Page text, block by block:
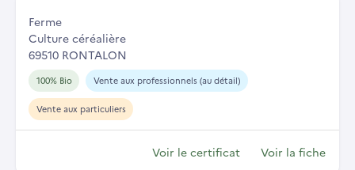
Ferme
Culture céréalière
69510 RONTALON
100% Bio Vente aux professionnels (au détail)
Vente aux particuliers
Voir le certificat Voir la fiche